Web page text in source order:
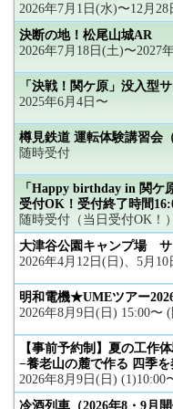
2026年7月1日(水)〜12月28
決断の地！松尾山城AR
2026年7月18日(土)〜2027
「決戦！関ケ原」没入型
2025年6月4日〜
樽見鉄道 運転体験講習会（
随時受付
「Happy birthday in 関ケ
受付OK！受付終了時間
随時受付（当日受付OK！）
大津谷公園キャンプ場 サ
2026年4月12日(日)、5月
明和電機★UMEツアー
2026年8月9日(日) 15:00〜
【事前予約制】夏の工作
−養老山の麓で作る 四季
2026年8月9日(日) (1)10:00
冷酒列車（2026年8・9月開